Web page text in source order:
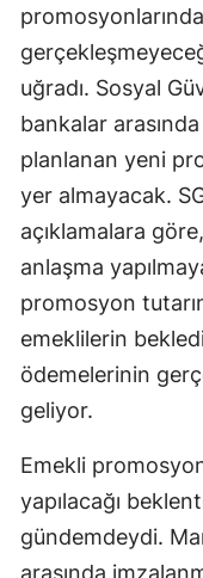
uğradı. Sosyal
bankalar
planlanan yeni
yer almayacak.
açıklamalara
anlaşma
promosyon
emeklilerin
ödemelerinin
geliyor.
Emekli
yapılacağı
gündemdeydi.
arasında